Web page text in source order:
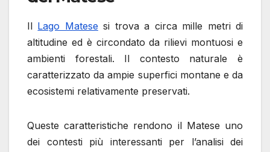
Il Lago Matese si trova a circa mille metri di
altitudine ed è circondato da rilievi montuosi e
ambienti forestali. Il contesto naturale è
caratterizzato da ampie superfici montane e da
ecosistemi relativamente preservati.
Queste caratteristiche rendono il Matese uno
dei contesti più interessanti per l’analisi dei